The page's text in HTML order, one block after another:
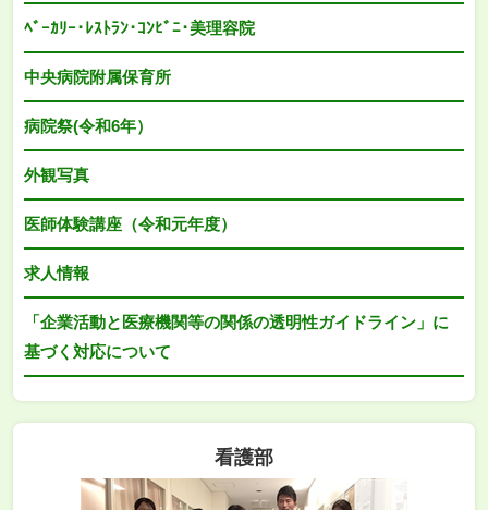
ﾍﾞｰｶﾘｰ･ﾚｽﾄﾗﾝ･ｺﾝﾋﾞﾆ･美理容院
中央病院附属保育所
病院祭(令和6年）
外観写真
医師体験講座（令和元年度）
求人情報
「企業活動と医療機関等の関係の透明性ガイドライン」に
基づく対応について
看護部